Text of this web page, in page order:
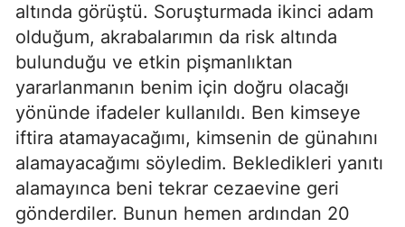
altında görüştü. Soruşturmada ikinci adam
olduğum, akrabalarımın da risk altında
bulunduğu ve etkin pişmanlıktan
yararlanmanın benim için doğru olacağı
yönünde ifadeler kullanıldı. Ben kimseye
iftira atamayacağımı, kimsenin de günahını
alamayacağımı söyledim. Bekledikleri yanıtı
alamayınca beni tekrar cezaevine geri
gönderdiler. Bunun hemen ardından 20